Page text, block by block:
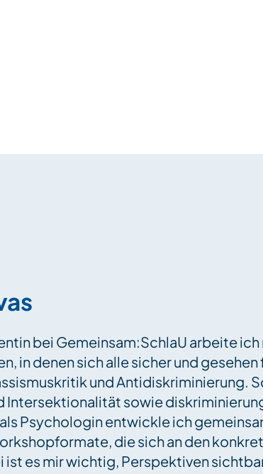
bei Gemeinsam:SchlaU arbeite ich
in denen sich alle sicher und
und Antidiskriminierung.
Intersektionalität sowie
Psychologin entwickle ich
die sich an den
es mir wichtig, Perspektiven